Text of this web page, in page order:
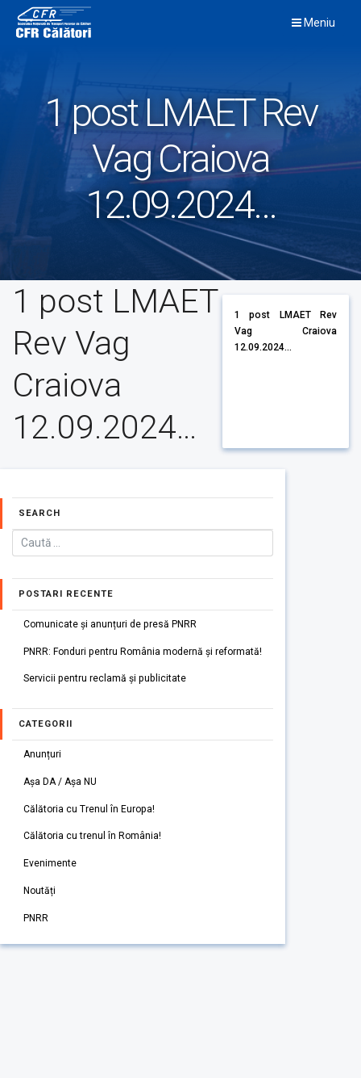
content
Meniu
1 post LMAET Rev
Vag Craiova
12.09.2024…
1 post LMAET
Rev Vag
Craiova
12.09.2024…
1 post LMAET Rev
Vag Craiova
12.09.2024...
SEARCH
POSTARI RECENTE
Comunicate și anunțuri de presă PNRR
PNRR: Fonduri pentru România modernă și reformată!
Servicii pentru reclamă și publicitate
CATEGORII
Anunțuri
Așa DA / Așa NU
Călătoria cu Trenul în Europa!
Călătoria cu trenul în România!
Evenimente
Noutăți
PNRR